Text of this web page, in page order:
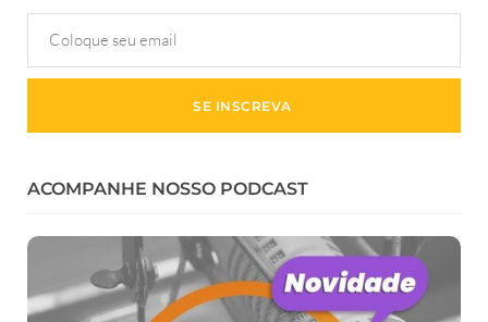
ACOMPANHE NOSSO PODCAST